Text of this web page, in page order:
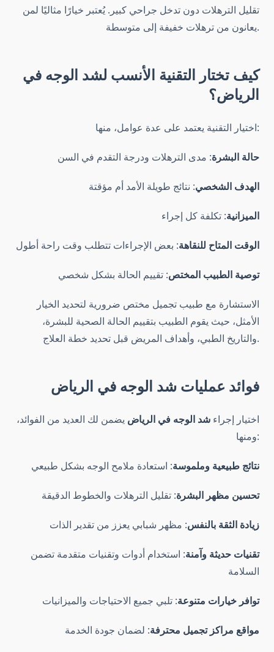
تقليل الترهلات دون تدخل جراحي كبير. يُعتبر خيارًا مثاليًا لمن
يعانون من ترهلات خفيفة إلى متوسطة.
كيف تختار التقنية الأنسب لشد الوجه في
الرياض؟
اختيار التقنية يعتمد على عدة عوامل، منها:
حالة البشرة: مدى الترهلات ودرجة التقدم في السن
الهدف الشخصي: نتائج طويلة الأمد أم مؤقتة
الميزانية: تكلفة كل إجراء
الوقت المتاح للنقاهة: بعض الإجراءات تتطلب وقت راحة أطول
توصية الطبيب المختص: تقييم الحالة بشكل شخصي
الاستشارة مع طبيب تجميل مختص ضرورية لتحديد الخيار
الأمثل، حيث يقوم الطبيب بتقييم الحالة الصحية للبشرة،
والتاريخ الطبي، وأهداف المريض قبل تحديد خطة العلاج.
فوائد عمليات شد الوجه في الرياض
اختيار إجراء شد الوجه في الرياض يضمن لك العديد من الفوائد،
ومنها:
نتائج طبيعية وملموسة: استعادة ملامح الوجه بشكل طبيعي
تحسين مظهر البشرة: تقليل الترهلات والخطوط الدقيقة
زيادة الثقة بالنفس: مظهر شبابي يعزز من تقدير الذات
تقنيات حديثة وآمنة: استخدام أدوات وتقنيات متقدمة تضمن
السلامة
توافر خيارات متنوعة: تلبي جميع الاحتياجات والميزانيات
مواقع مراكز تجميل محترفة: لضمان جودة الخدمة